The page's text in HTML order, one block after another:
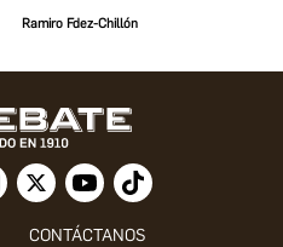
Ramiro Fdez-Chillón
CONTÁCTANOS